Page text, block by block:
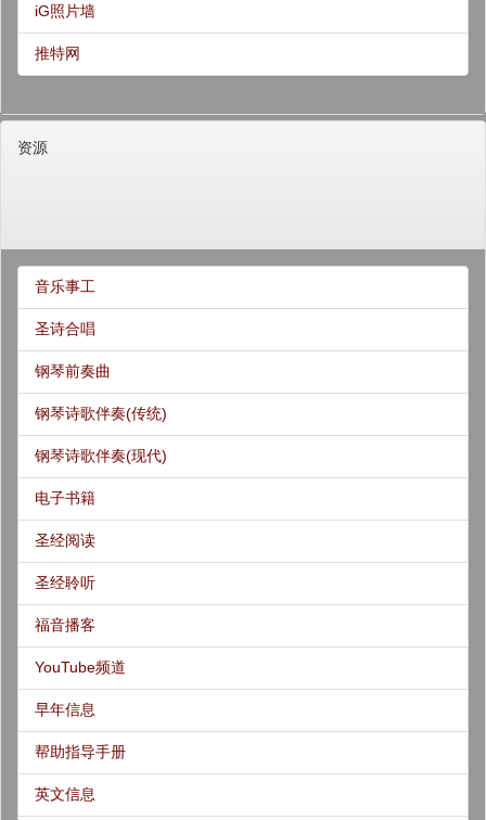
iG照片墙
推特网
资源
音乐事工
圣诗合唱
钢琴前奏曲
钢琴诗歌伴奏(传统)
钢琴诗歌伴奏(现代)
电子书籍
圣经阅读
圣经聆听
福音播客
YouTube频道
早年信息
帮助指导手册
英文信息